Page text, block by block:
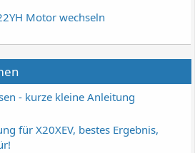
Motor wechseln
- kurze kleine Anleitung
für X20XEV, bestes Ergebnis,